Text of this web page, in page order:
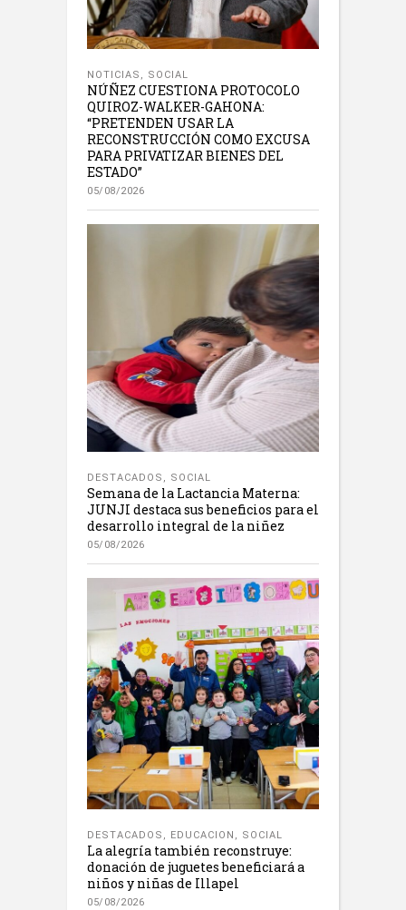
NOTICIAS , SOCIAL
NÚÑEZ CUESTIONA PROTOCOLO
QUIROZ-WALKER-GAHONA:
“PRETENDEN USAR LA
RECONSTRUCCIÓN COMO EXCUSA
PARA PRIVATIZAR BIENES DEL
ESTADO”
05/08/2026
DESTACADOS , SOCIAL
Semana de la Lactancia Materna:
JUNJI destaca sus beneficios para el
desarrollo integral de la niñez
05/08/2026
DESTACADOS , EDUCACION , SOCIAL
La alegría también reconstruye:
donación de juguetes beneficiará a
niños y niñas de Illapel
05/08/2026